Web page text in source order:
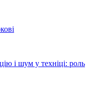
і шум у техніці: роль